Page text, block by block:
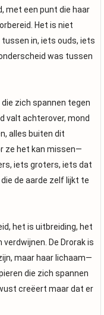
met een punt die haar
Het is niet
in, iets ouds, iets
was tussen
die zich spannen tegen
valt achterover, mond
alles buiten dit
ze het kan missen—
iets groters, iets dat
de aarde zelf lijkt te
het is uitbreiding, het
De Drorak is
maar haar lichaam—
die zich spannen
creëert maar dat er